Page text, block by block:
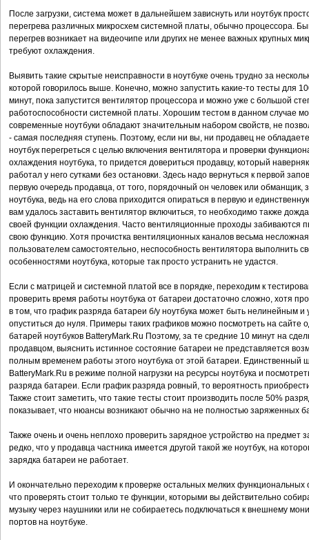
После загрузки, система может в дальнейшем зависнуть или ноутбук
перегрева различных микросхем системной платы, обычно процессора.
перегрев возникает на видеочипе или других не менее важных крупных
требуют охлаждения.
Выявить такие скрытые неисправности в ноутбуке очень трудно за
которой говорилось выше. Конечно, можно запустить какие-то тесты для
минут, пока запустится вентилятор процессора и можно уже с большой
работоспособности системной платы. Хорошим тестом в данном случае
современные ноутбуки обладают значительным набором свойств, не
- самая последняя ступень. Поэтому, если ни вы, ни продавец не
ноутбук перегреться с целью включения вентилятора и проверки
охлаждения ноутбука, то придется довериться продавцу, который
работал у него сутками без остановки. Здесь надо вернуться к первой
первую очередь продавца, от того, порядочный он человек или обманщик,
ноутбука, ведь на его слова приходится опираться в первую и
вам удалось заставить вентилятор включиться, то необходимо также
своей функции охлаждения. Часто вентиляционные проходы забиваются
свою функцию. Хотя прочистка вентиляционных каналов весьма
пользователем самостоятельно, неспособность вентилятора выполнить
особенностями ноутбука, которые так просто устранить не удастся.
Если с матрицей и системной платой все в порядке, переходим к
проверить время работы ноутбука от батареи достаточно сложно, хотя
в том, что график разряда батареи б/у ноутбука может быть нелинейным
опуститься до нуля. Примеры таких графиков можно посмотреть на сайте
батарей ноутбуков BatteryMark.Ru Поэтому, за те средние 10 минут на
продавцом, выяснить истинное состояние батареи не представляется
полным временем работы этого ноутбука от этой батареи. Единственный
BatteryMark.Ru в режиме полной нагрузки на ресурсы ноутбука и
разряда батареи. Если график разряда ровный, то вероятность
Также стоит заметить, что такие тесты стоит производить после 50%
показывает, что нюансы возникают обычно на не полностью заряженных
Также очень и очень неплохо проверить зарядное устройство на предмет
редко, что у продавца частника имеется другой такой же ноутбук, на
зарядка батареи не работает.
И окончательно переходим к проверке остальных мелких функциональных
что проверять стоит только те функции, которыми вы действительно
музыку через наушники или не собираетесь подключаться к внешнему
портов на ноутбуке.